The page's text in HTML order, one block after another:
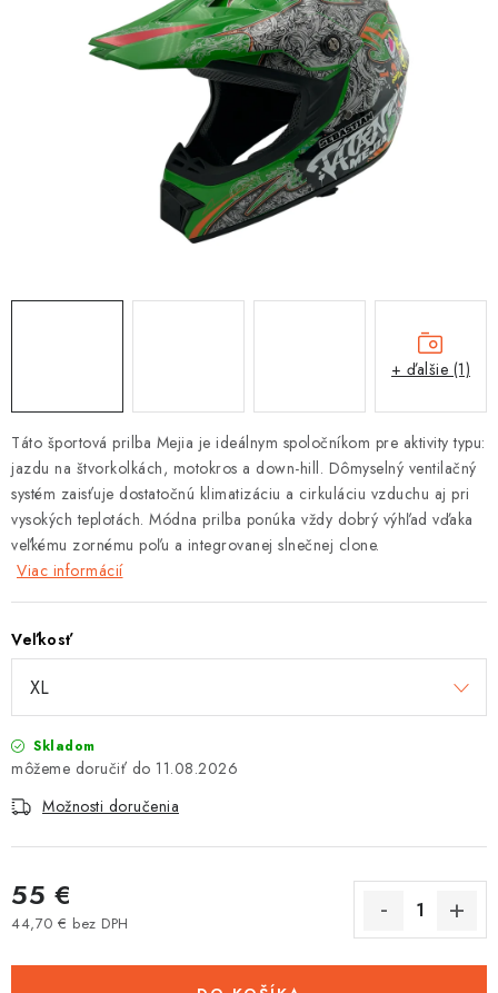
DARČEKY
MONTÁŽNE SLUŽBY
Reklamácia a vrátenie tovaru
Obchodné podmienky
Ochrana osobných údajov
Tabuľky veľkostí odevov, prilieb a obuvi rôznych značiek
Táto športová prilba Mejia je ideálnym spoločníkom pre aktivity typu:
jazdu na štvorkolkách, motokros a down-hill. Dômyselný ventilačný
systém zaisťuje dostatočnú klimatizáciu a cirkuláciu vzduchu aj pri
vysokých teplotách. Módna prilba ponúka vždy dobrý výhľad vďaka
veľkému zornému poľu a integrovanej slnečnej clone.
Viac informácií
Veľkosť
Skladom
11.08.2026
Možnosti doručenia
55 €
44,70 € bez DPH
+ ďalšie (1)